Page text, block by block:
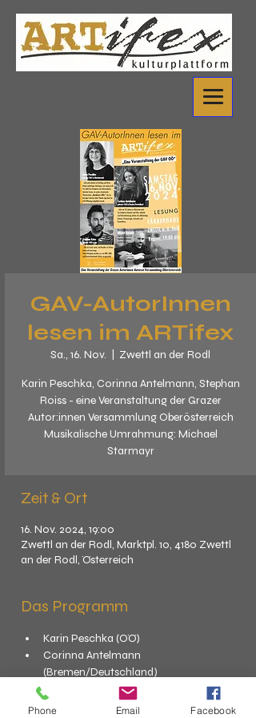
GAV-AutorInnen
lesen im ARTifex
Sa., 16. Nov. Zwettl an der Rodl
Karin Peschka, Corinna Antelmann, Stephan
Roiss - eine Veranstaltung der Grazer
Autor:innen Versammlung Oberösterreich
Musikalische Umrahmung: Michael
Starmayr
Zeit & Ort
16. Nov. 2024, 19:00
Zwettl an der Rodl, Marktpl. 10, 4180 Zwettl
an der Rodl, Österreich
Das Programm
Karin Peschka (OÖ)
Corinna Antelmann
(Bremen/Deutschland)
Stephan Roiss (Linz)
Phone Email Facebook